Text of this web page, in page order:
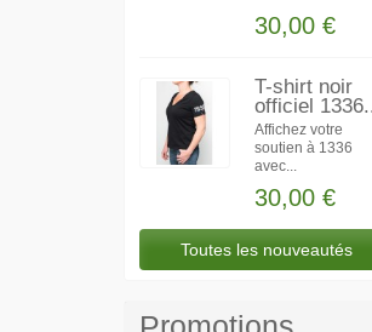
30,00 €
T-shirt noir
officiel
Affichez votre
soutien à 1336
avec...
30,00 €
Toutes les nouveautés